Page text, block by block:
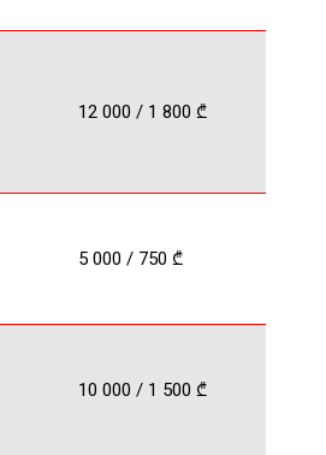
12 000 / 1 800 ₾
5 000 / 750 ₾
10 000 / 1 500 ₾